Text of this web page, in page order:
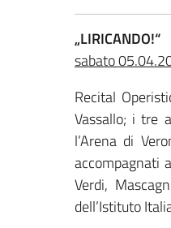
„LIRICANDO!“
sabato
Recital
Vassallo; i tre
l’Arena di
accompagnati
Verdi,
dell’Istituto